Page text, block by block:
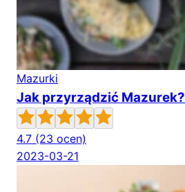
Mazurki
Jak przyrządzić Mazurek?
4.7 (23 ocen)
2023-03-21